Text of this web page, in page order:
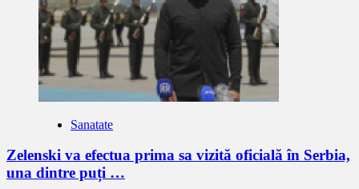
Sanatate
Zelenski va efectua prima sa vizită oficială în Serbia,
una dintre puți …